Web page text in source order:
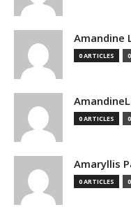
Amandine
0 ARTICLES
0 ARTICLES
Amaryllis
0 ARTICLES